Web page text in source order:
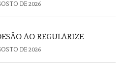
DE 2026
AO REGULARIZE
DE 2026